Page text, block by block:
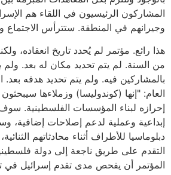
المشاركون الرئيسيون في اللقاء هم
وجيرانهم في المنطقة. ستترأس الاجتماع
هذا رائع. مؤتمر لم يُحدد تاريخ انعقاده،
من السنة. لم يتم تحديد مكان له بعد. ولم
بالمشاركين فيه. ولم يتم تحديد هدفه بعد.
العام: "إنها (كوندوليسا) وزملاءها
إحرازه لبناء المؤسسات الفلسطينية.
إبداعية وعملية لدعم إصلاحات إضافية،
دبلوماسيا للأطراف أثناء محادثاتهم
التقدم على طريق ناجعة إلى دولة
المؤتمر أن يفحص مدى تقدم إسرائيل في